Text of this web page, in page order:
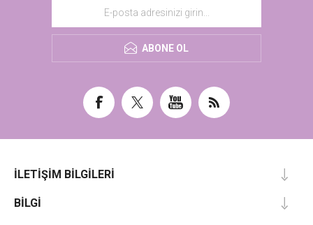
ABONE OL
İLETIŞIM BILGILERI
BILGI